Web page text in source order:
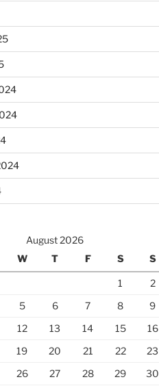
August 2026
W T F S S
1
2
5 6 7 8
9
12 13 14 15
16
19 20 21 22
23
26 27 28 29
30